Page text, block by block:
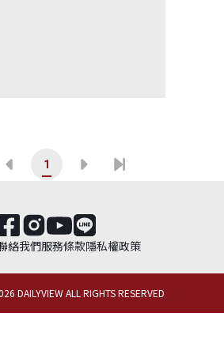
1
絡我們服務條款隱私權政策
DAILYVIEW ALL RIGHTS RESERVED